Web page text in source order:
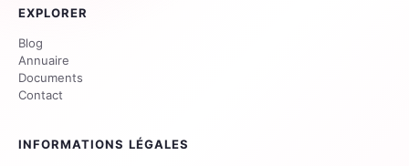
EXPLORER
Blog
Annuaire
Documents
Contact
INFORMATIONS LÉGALES